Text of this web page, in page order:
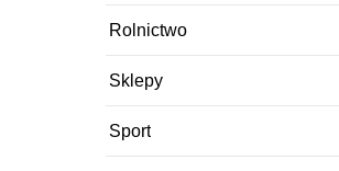
Rolnictwo
Sklepy
Sport